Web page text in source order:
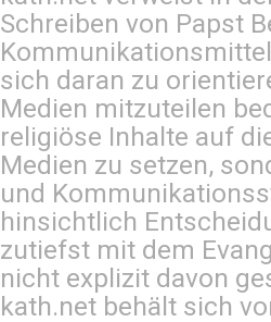
Schreiben von Papst
sich daran zu
Medien mitzuteilen
religiöse Inhalte auf
Medien zu setzen,
und
hinsichtlich
zutiefst mit dem
nicht explizit davon
kath.net behält sich